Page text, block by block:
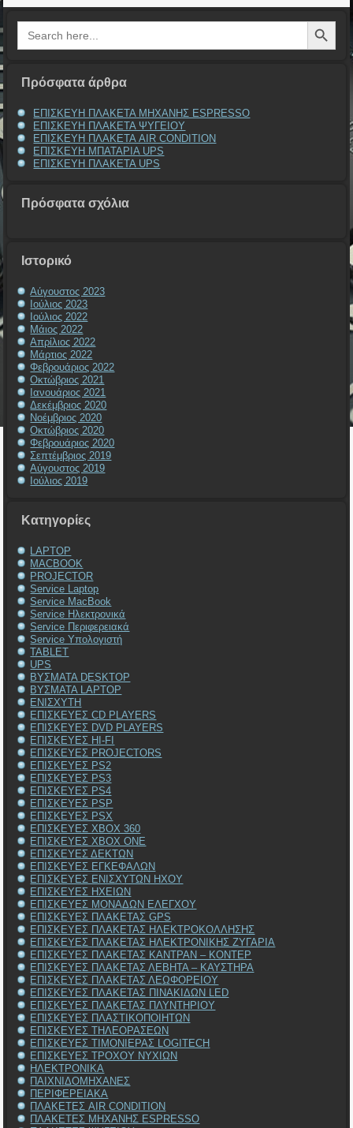
Search
for:
Search Button
Πρόσφατα άρθρα
ΕΠΙΣΚΕΥΗ ΠΛΑΚΕΤΑ ΜΗΧΑΝΗΣ ESPRESSO
ΕΠΙΣΚΕΥΗ ΠΛΑΚΕΤΑ ΨΥΓΕΙΟΥ
ΕΠΙΣΚΕΥΗ ΠΛΑΚΕΤΑ AIR CONDITION
ΕΠΙΣΚΕΥΗ ΜΠΑΤΑΡΙΑ UPS
ΕΠΙΣΚΕΥΗ ΠΛΑΚΕΤΑ UPS
Πρόσφατα σχόλια
Ιστορικό
Αύγουστος 2023
Ιούλιος 2023
Ιούλιος 2022
Μάιος 2022
Απρίλιος 2022
Μάρτιος 2022
Φεβρουάριος 2022
Οκτώβριος 2021
Ιανουάριος 2021
Δεκέμβριος 2020
Νοέμβριος 2020
Οκτώβριος 2020
Φεβρουάριος 2020
Σεπτέμβριος 2019
Αύγουστος 2019
Ιούλιος 2019
Kατηγορίες
LAPTOP
MACBOOK
PROJECTOR
Service Laptop
Service MacBook
Service Ηλεκτρονικά
Service Περιφερειακά
Service Υπολογιστή
TABLET
UPS
ΒΥΣΜΑΤΑ DESKTOP
ΒΥΣΜΑΤΑ LAPTOP
ΕΝΙΣΧΥΤΗ
ΕΠΙΣΚΕΥΕΣ CD PLAYERS
ΕΠΙΣΚΕΥΕΣ DVD PLAYERS
ΕΠΙΣΚΕΥΕΣ HI-FI
ΕΠΙΣΚΕΥΕΣ PROJECTORS
ΕΠΙΣΚΕΥΕΣ PS2
ΕΠΙΣΚΕΥΕΣ PS3
ΕΠΙΣΚΕΥΕΣ PS4
ΕΠΙΣΚΕΥΕΣ PSP
ΕΠΙΣΚΕΥΕΣ PSX
ΕΠΙΣΚΕΥΕΣ XBOX 360
ΕΠΙΣΚΕΥΕΣ XBOX ONE
ΕΠΙΣΚΕΥΕΣ ΔΕΚΤΩΝ
ΕΠΙΣΚΕΥΕΣ ΕΓΚΕΦΑΛΩΝ
ΕΠΙΣΚΕΥΕΣ ΕΝΙΣΧΥΤΩΝ ΗΧΟΥ
ΕΠΙΣΚΕΥΕΣ ΗΧΕΙΩΝ
ΕΠΙΣΚΕΥΕΣ ΜΟΝΑΔΩΝ ΕΛΕΓΧΟΥ
ΕΠΙΣΚΕΥΕΣ ΠΛΑΚΕΤΑΣ GPS
ΕΠΙΣΚΕΥΕΣ ΠΛΑΚΕΤΑΣ ΗΛΕΚΤΡΟΚΟΛΛΗΣΗΣ
ΕΠΙΣΚΕΥΕΣ ΠΛΑΚΕΤΑΣ ΗΛΕΚΤΡΟΝΙΚΗΣ ΖΥΓΑΡΙΑ
ΕΠΙΣΚΕΥΕΣ ΠΛΑΚΕΤΑΣ ΚΑΝΤΡΑΝ – ΚΟΝΤΕΡ
ΕΠΙΣΚΕΥΕΣ ΠΛΑΚΕΤΑΣ ΛΕΒΗΤΑ – ΚΑΥΣΤΗΡΑ
ΕΠΙΣΚΕΥΕΣ ΠΛΑΚΕΤΑΣ ΛΕΩΦΟΡΕΙΟΥ
ΕΠΙΣΚΕΥΕΣ ΠΛΑΚΕΤΑΣ ΠΙΝΑΚΙΔΩΝ LED
ΕΠΙΣΚΕΥΕΣ ΠΛΑΚΕΤΑΣ ΠΛΥΝΤΗΡΙΟΥ
ΕΠΙΣΚΕΥΕΣ ΠΛΑΣΤΙΚΟΠΟΙΗΤΩΝ
ΕΠΙΣΚΕΥΕΣ ΤΗΛΕΟΡΑΣΕΩΝ
ΕΠΙΣΚΕΥΕΣ ΤΙΜΟΝΙΕΡΑΣ LOGITECH
ΕΠΙΣΚΕΥΕΣ ΤΡΟΧΟΥ ΝΥΧΙΩΝ
ΗΛΕΚΤΡΟΝΙΚΑ
ΠΑΙΧΝΙΔΟΜΗΧΑΝΕΣ
ΠΕΡΙΦΕΡΕΙΑΚΑ
ΠΛΑΚΕΤΕΣ AIR CONDITION
ΠΛΑΚΕΤΕΣ ΜΗΧΑΝΗΣ ESPRESSO